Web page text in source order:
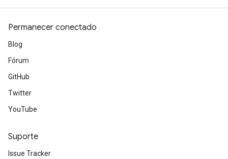
Permanecer conectado
Blog
Fórum
GitHub
Twitter
YouTube
Suporte
Issue Tracker